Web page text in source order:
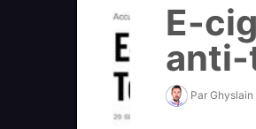
E-
anti-
Par Ghyslain